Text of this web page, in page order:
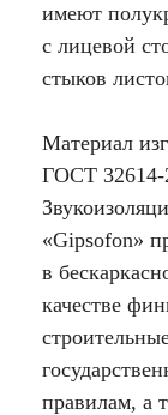
имеют
с лицевой
стыков
Материал
ГОСТ 32614-
«Gipsofon»
в
качестве
правилам, а